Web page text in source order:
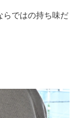
らではの持ち味だ